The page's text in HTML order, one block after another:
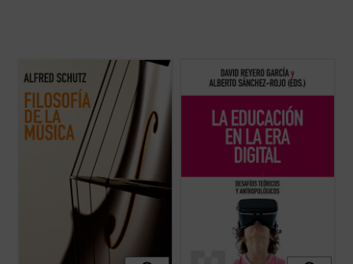
Este libro reúne, por primera vez en
español, todos los textos sobre música de
Alfred Schutz, uno de los grandes nombres
de la sociología del siglo XX. En ellos no solo
analiza lo que sentimos cuando
escuchamos una melodía, también explora
(ver ficha)
Frente a una tecnología con creciente
poder de decisión,La educación en la era
preguntas: ¿qué podemos saber?, ¿qué
debemos hacer?, ¿qué nos cabe esperar?
(ver ficha)